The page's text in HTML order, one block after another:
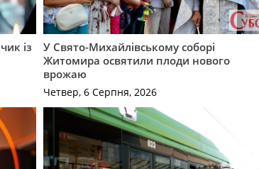
із
У Свято-Михайлівському соборі
Житомира освятили плоди нового
врожаю
Четвер, 6 Серпня, 2026